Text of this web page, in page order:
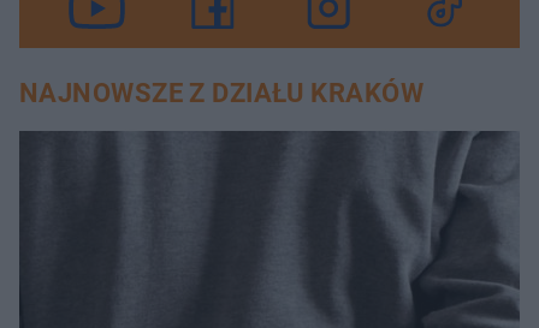
NAJNOWSZE Z DZIAŁU KRAKÓW